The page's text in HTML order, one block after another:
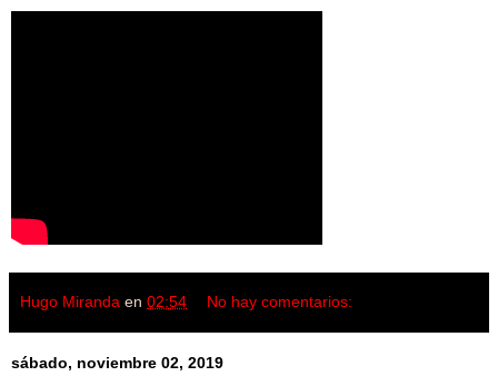
Hugo Miranda en 02:54 No hay comentarios:
sábado, noviembre 02, 2019